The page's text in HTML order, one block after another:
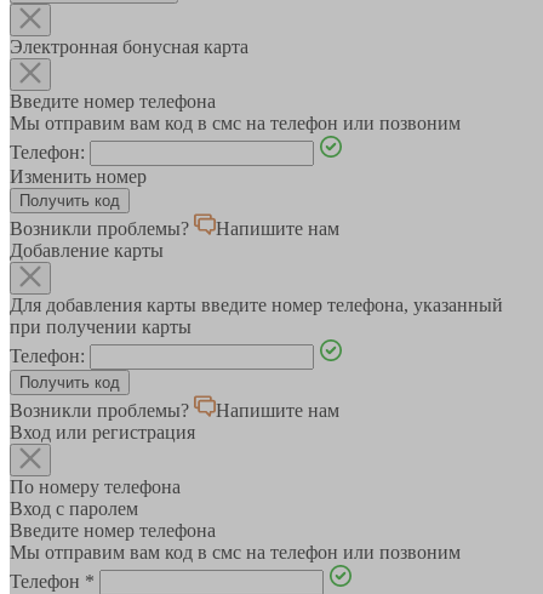
Электронная бонусная карта
Введите номер телефона
Мы отправим вам код в смс на телефон или позвоним
Телефон:
Изменить номер
Возникли проблемы?
Напишите нам
Добавление карты
Для добавления карты введите номер телефона, указанный
при получении карты
Телефон:
Возникли проблемы?
Напишите нам
Вход или регистрация
По номеру телефона
Вход с паролем
Введите номер телефона
Мы отправим вам код в смс на телефон или позвоним
Телефон *